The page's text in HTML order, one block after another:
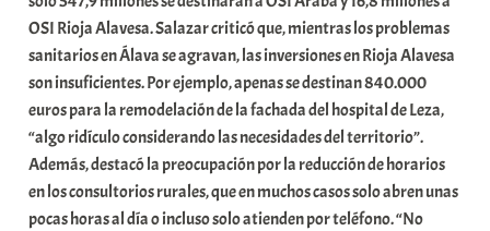
u
n
i
t
a
t
e
a
OSI Rioja Alavesa. Salazar criticó que, mientras los problemas
sanitarios en Álava se agravan, las inversiones en Rioja Alavesa
son insuficientes. Por ejemplo, apenas se destinan 840.000
euros para la remodelación de la fachada del hospital de Leza,
“algo ridículo considerando las necesidades del territorio”.
Además, destacó la preocupación por la reducción de horarios
en los consultorios rurales, que en muchos casos solo abren unas
pocas horas al día o incluso solo atienden por teléfono. “No